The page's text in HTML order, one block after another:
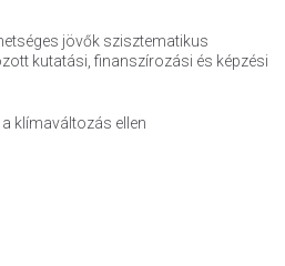
jövők szisztematikus
kutatási, finanszírozási és képzési
klímaváltozás ellen